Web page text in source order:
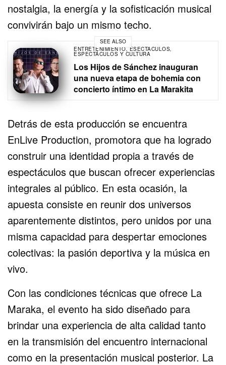
nostalgia, la energía y la sofisticación musical
convivirán bajo un mismo techo.
SEE ALSO
ENTRETENIMIENTO ESECTACULOS
ESPECTÁCULOS Y CULTURA
Los Hijos de Sánchez inauguran
una nueva etapa de bohemia con
concierto íntimo en La Marakita
Detrás de esta producción se encuentra
EnLive Production, promotora que ha logrado
construir una identidad propia a través de
espectáculos que buscan ofrecer experiencias
integrales al público. En esta ocasión, la
apuesta consiste en reunir dos universos
aparentemente distintos, pero unidos por una
misma capacidad para despertar emociones
colectivas: la pasión deportiva y la música en
vivo.
Con las condiciones técnicas que ofrece La
Maraka, el evento ha sido diseñado para
brindar una experiencia de alta calidad tanto
en la transmisión del encuentro internacional
como en la presentación musical posterior. La